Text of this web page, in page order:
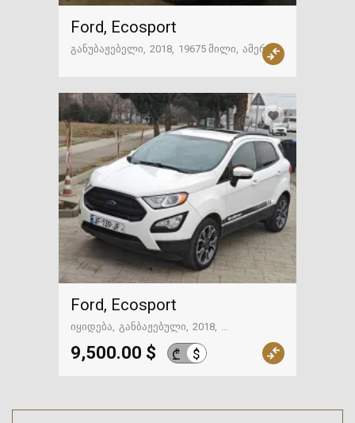
Ford, Ecosport
განუბაჟებელი 2018 19675 მილი ამერიკა
Ford, Ecosport
იყიდება განბაჟებული 2018
რუსთავი
9,500.00 $ ₾ $